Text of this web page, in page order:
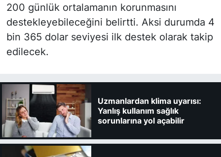
200 günlük ortalamanın korunmasını
destekleyebileceğini belirtti. Aksi durumda 4
bin 365 dolar seviyesi ilk destek olarak takip
edilecek.
Uzmanlardan klima uyarısı:
Yanlış kullanım sağlık
sorunlarına yol açabilir